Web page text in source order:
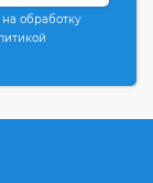
обработку